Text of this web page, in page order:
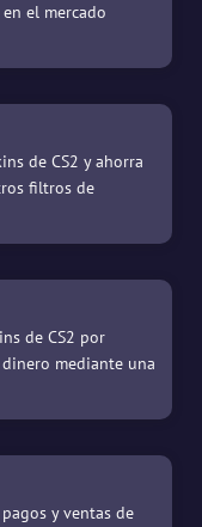
el mercado
de CS2 y ahorra
filtros de
de CS2 por
mediante una
y ventas de